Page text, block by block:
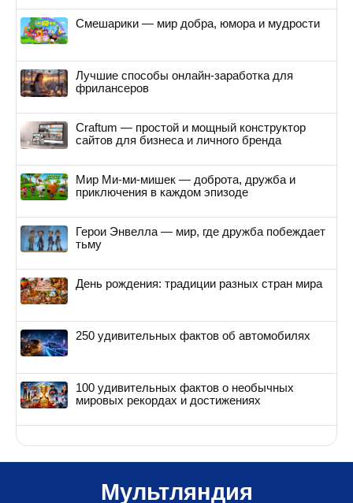
Смешарики — мир добра, юмора и мудрости
Лучшие способы онлайн-заработка для
фрилансеров
Craftum — простой и мощный конструктор
сайтов для бизнеса и личного бренда
Мир Ми-ми-мишек — доброта, дружба и
приключения в каждом эпизоде
Герои Энвелла — мир, где дружба побеждает
тьму
День рождения: традиции разных стран мира
250 удивительных фактов об автомобилях
100 удивительных фактов о необычных
мировых рекордах и достижениях
Мультляндия